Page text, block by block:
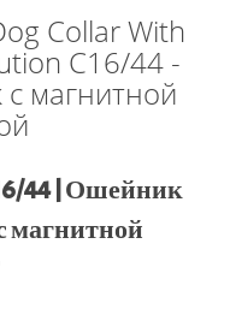
Collar With
C16/44 -
магнитной
44 | Ошейник
магнитной